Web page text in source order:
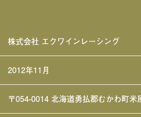
株式会社 エクワインレーシング
2012年11月
〒054-0014 北海道勇払郡むかわ町米